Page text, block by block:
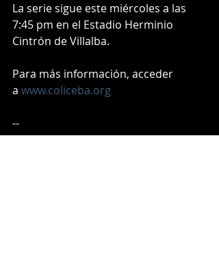
La serie sigue este miércoles a las
7:45 pm en el Estadio Herminio
Cintrón de Villalba.
Para más información, acceder
a www.coliceba.org
--